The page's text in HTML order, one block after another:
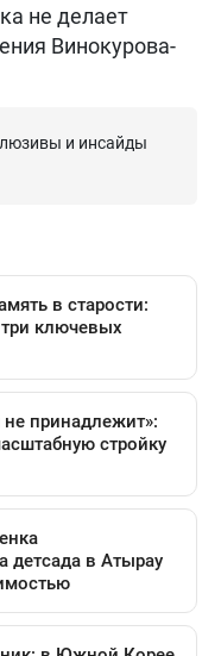
не делает
Винокурова-
и инсайды